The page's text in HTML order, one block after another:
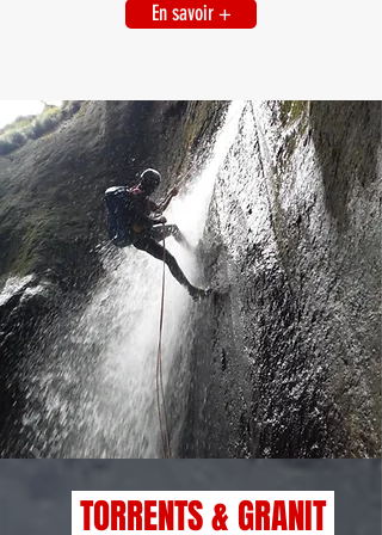
En savoir +
TORRENTS & GRANIT